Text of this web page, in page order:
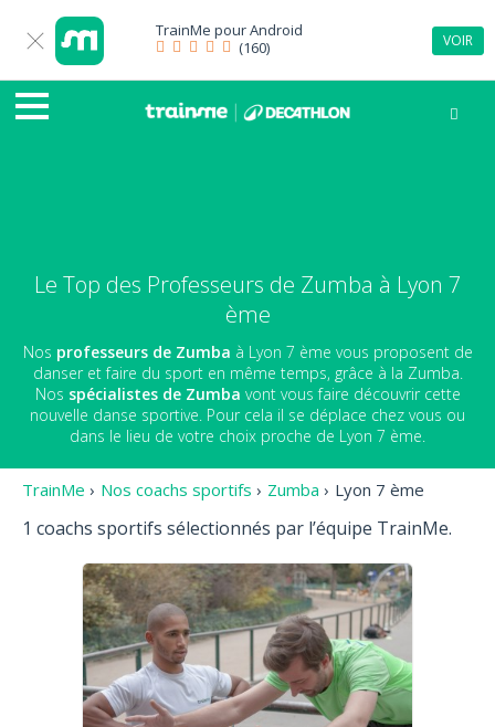
TrainMe pourAndroid
(160)
VOIR
Le Top des Professeurs de Zumba à Lyon 7
ème
Nos professeurs de Zumba à Lyon 7 ème vous proposent de
danser et faire du sport en même temps, grâce à la Zumba.
Nos spécialistes de Zumba vont vous faire découvrir cette
nouvelle danse sportive. Pour cela il se déplace chez vous ou
dans le lieu de votre choix proche de Lyon 7 ème.
TrainMe › Nos coachs sportifs › Zumba › Lyon 7 ème
1 coachs sportifs sélectionnés par l’équipe TrainMe.